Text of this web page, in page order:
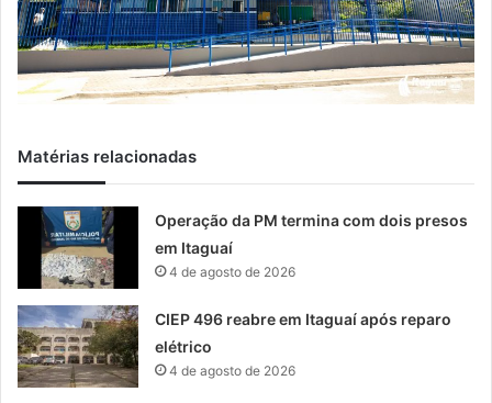
Matérias relacionadas
Operação da PM termina com dois presos
em Itaguaí
4 de agosto de 2026
CIEP 496 reabre em Itaguaí após reparo
elétrico
4 de agosto de 2026